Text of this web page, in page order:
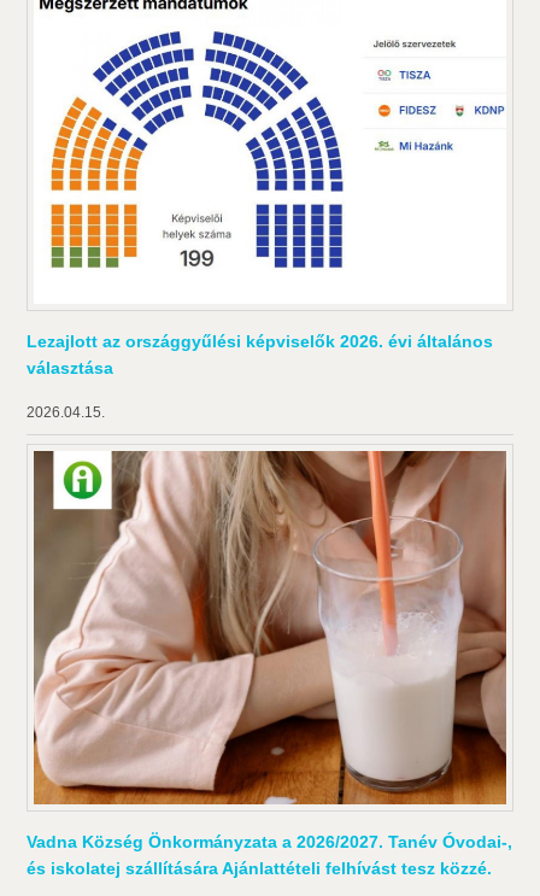
Lezajlott az országgyűlési képviselők 2026. évi általános
választása
2026.04.15.
Vadna Község Önkormányzata a 2026/2027. Tanév Óvodai-,
és iskolatej szállítására Ajánlattételi felhívást tesz közzé.